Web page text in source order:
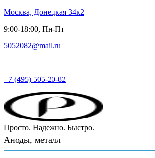
Москва, Донецкая 34к2
9:00-18:00, Пн-Пт
5052082@mail.ru
+7 (495) 505-20-82
Просто. Надежно. Быстро.
Аноды, металл